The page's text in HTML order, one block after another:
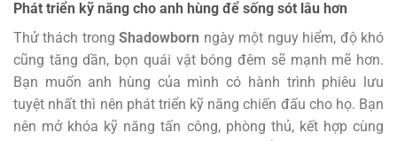
Phát triển kỹ năng cho anh hùng để sống sót lâu hơn
Thử thách trongShadowborn ngày một nguy hiểm, độ khó
cũng tăng dần, bọn quái vật bóng đêm sẽ mạnh mẽ hơn.
Bạn muốn anh hùng của mình có hành trình phiêu lưu
tuyệt nhất thì nên phát triển kỹ năng chiến đấu cho họ. Bạn
nên mở khóa kỹ năng tấn công, phòng thủ, kết hợp cùng